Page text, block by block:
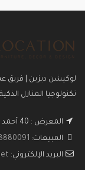
لوكيشن ديزين | فريق
تكنولوجيا المنازل الذكية
المعرض : 40 أحمد قاسم جوده - مدينة نصر
المبيعات:
البريد الإلكتروني: